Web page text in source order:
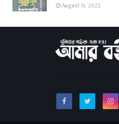
August 11, 2023